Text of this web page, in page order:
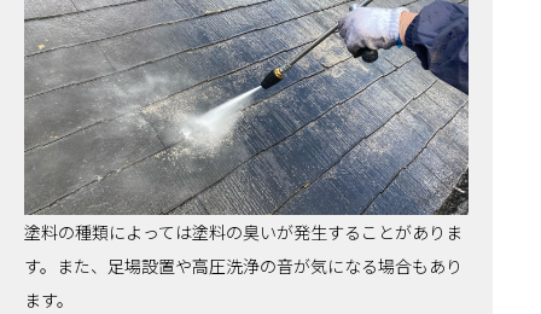
塗料の種類によっては塗料の臭いが発生することがありま
す。また、足場設置や高圧洗浄の音が気になる場合もあり
ます。